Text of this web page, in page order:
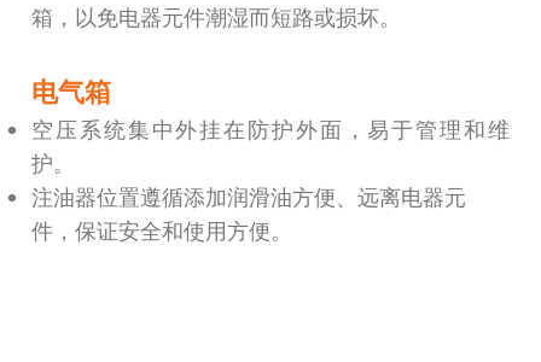
箱，以免电器元件潮湿而短路或损坏。
电气箱
空压系统集中外挂在防护外面，易于管理和维
护。
注油器位置遵循添加润滑油方便、远离电器元
件，保证安全和使用方便。